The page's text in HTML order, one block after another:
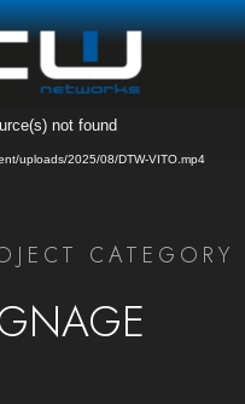
not found
uploads/2025/08/DTW-VITO.mp4
CATEGORY